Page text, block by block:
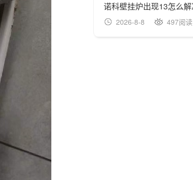
2026-8-8 497阅读